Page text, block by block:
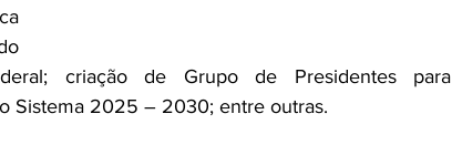
criação de Grupo de Presidentes para
Sistema 2025 – 2030; entre outras.